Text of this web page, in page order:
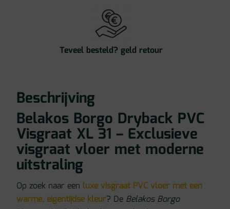
Teveel besteld? geld retour
Beschrijving
Belakos Borgo Dryback PVC
Visgraat XL 31 – Exclusieve
visgraat vloer met moderne
uitstraling
Op zoek naar een luxe visgraat PVC vloer met een
warme, eigentijdse kleur? De Belakos Borgo